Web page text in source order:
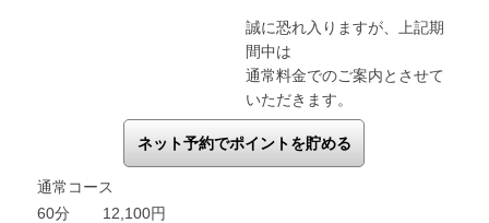
誠に恐れ入りますが、上記期
間中は
通常料金でのご案内とさせて
いただきます。
ネット予約でポイントを貯める
通常コース
60分
12,100円